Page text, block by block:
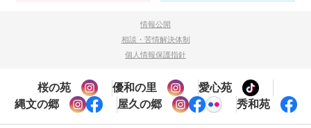
情報公開
相談・苦情解決体制
個人情報保護指針
桜の苑 優和の里
愛心苑
縄文の郷
屋久の郷 秀和苑